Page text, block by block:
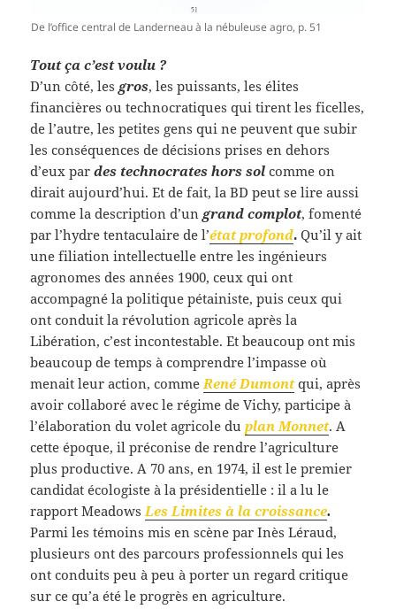
De l’office central de Landerneau à la nébuleuse agro, p. 51
Tout ça c’est voulu ?
D’un côté, lesgros, les puissants, les élites
financières ou technocratiques qui tirent les ficelles,
de l’autre, les petites gens qui ne peuvent que subir
les conséquences de décisions prises en dehors
d’eux pardes technocrates hors sol comme on
dirait aujourd’hui. Et de fait, la BD peut se lire aussi
comme la description d’ungrand complot, fomenté
par l’hydre tentaculaire de l’état profond. Qu’il y ait
une filiation intellectuelle entre les ingénieurs
agronomes des années 1900, ceux qui ont
accompagné la politique pétainiste, puis ceux qui
ont conduit la révolution agricole après la
Libération, c’est incontestable. Et beaucoup ont mis
beaucoup de temps à comprendre l’impasse où
menait leur action, comme René Dumontqui, après
avoir collaboré avec le régime de Vichy, participe à
l’élaboration du volet agricole duplan Monnet. A
cette époque, il préconise de rendre l’agriculture
plus productive. A 70 ans, en 1974, il est le premier
candidat écologiste à la présidentielle : il a lu le
rapport Meadows Les Limites à la croissance.
Parmi les témoins mis en scène par Inès Léraud,
plusieurs ont des parcours professionnels qui les
ont conduits peu à peu à porter un regard critique
sur ce qu’a été le progrès en agriculture.